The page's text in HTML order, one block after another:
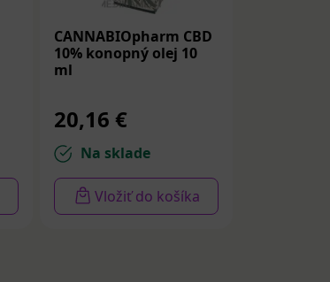
CANNABIOpharm CBD
10% konopný olej 10
ml
20,16 €
Na sklade
Vložiť do košíka